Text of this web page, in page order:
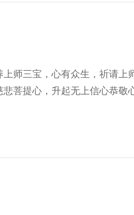
师三宝，心有众生，祈请上
菩提心，升起无上信心恭敬